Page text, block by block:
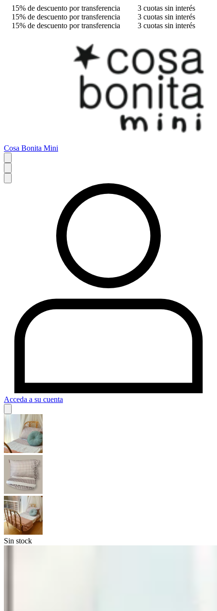
15% de descuento por transferencia
3 cuotas sin interés
15% de descuento por transferencia
3 cuotas sin interés
15% de descuento por transferencia
3 cuotas sin interés
Cosa Bonita Mini
Acceda a su cuenta
Sin stock